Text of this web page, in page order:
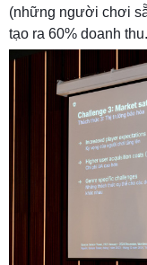
(những người chơi
tạo ra 60% doanh